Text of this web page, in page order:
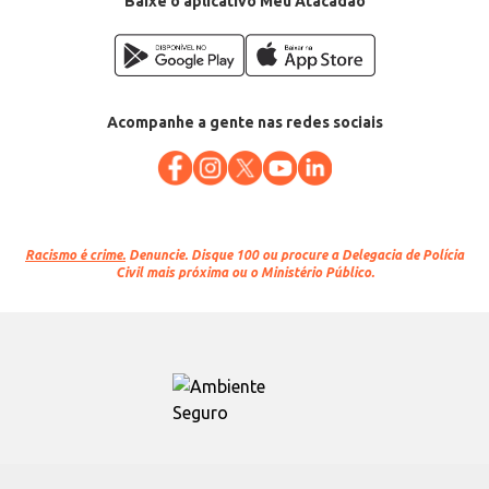
Acompanhe a gente nas redes sociais
Racismo é crime. Denuncie. Disque 100 ou procure a Delegacia de Polícia
Civil mais próxima ou o Ministério Público.